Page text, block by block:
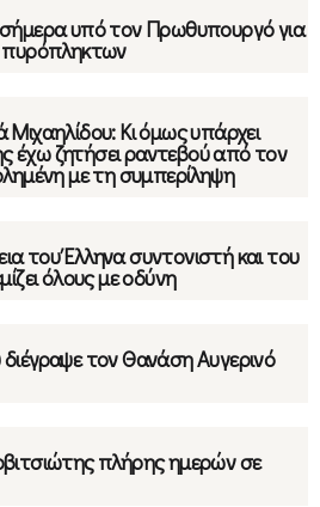
υπό τον Πρωθυπουργό για
πυρόπληκτων
Κι όμως υπάρχει
έχω ζητήσει ραντεβού από τον
με τη συμπερίληψη
του Έλληνα συντονιστή και του
όλους με οδύνη
τον Θανάση Αυγερινό
πλήρης ημερών σε